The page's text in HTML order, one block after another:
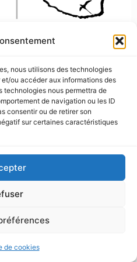
nous utilisons des technologies
ou accéder aux informations des
technologies nous permettra de
de navigation ou les ID
consentir ou de retirer son
sur certaines caractéristiques
de cookies
droits réservés.